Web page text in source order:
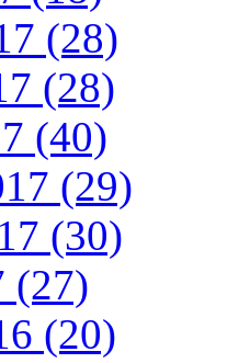
(28)
(28)
(40)
(29)
(30)
(27)
(20)